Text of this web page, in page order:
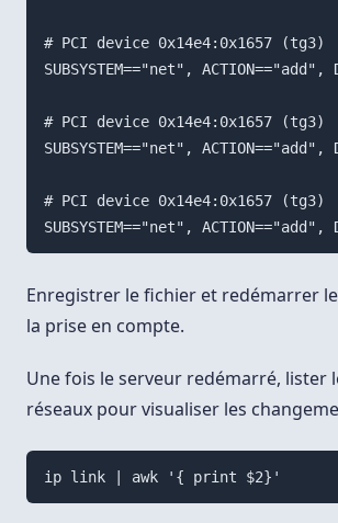
# PCI device 0x14e4:0x1657 (tg3)
SUBSYSTEM=="net",
# PCI device 0x14e4:0x1657 (tg3)
SUBSYSTEM=="net",
# PCI device 0x14e4:0x1657 (tg3)
Enregistrer le fichier et redémarrer
la prise en compte.
Une fois le serveur redémarré, lister
réseaux pour visualiser les